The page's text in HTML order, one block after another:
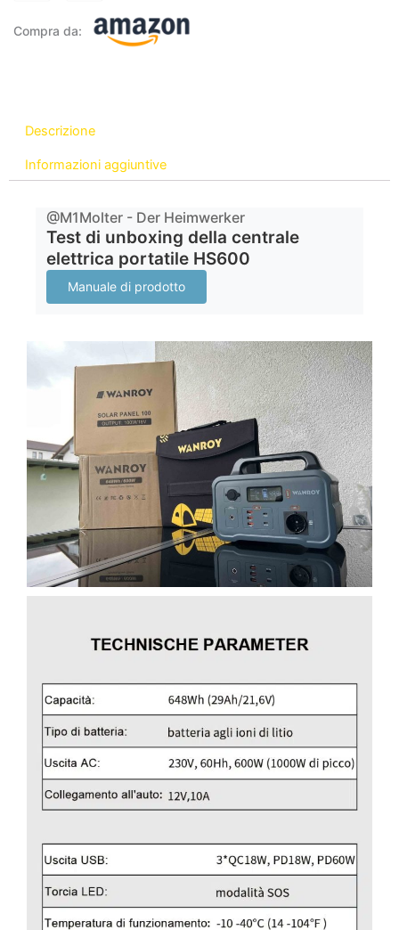
Compra da:
Descrizione
Informazioni aggiuntive
@M1Molter - Der Heimwerker
Test di unboxing della centrale
elettrica portatile HS600
Manuale di prodotto